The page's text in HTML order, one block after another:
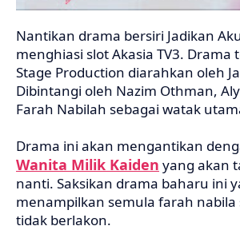
Nantikan drama bersiri Jadikan
menghiasi slot Akasia TV3. Drama
Stage Production diarahkan oleh
Dibintangi oleh Nazim Othman,
Farah Nabilah sebagai watak
Drama ini akan mengantikan
Wanita Milik Kaiden yang akan
nanti. Saksikan drama baharu ini
menampilkan semula farah nabila
tidak berlakon.